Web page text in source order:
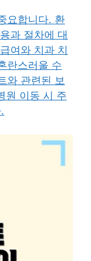
요합니다. 환
과 절차에 대
여와 치과 치
란스러울 수
와 관련된 보
원 이동 시 주